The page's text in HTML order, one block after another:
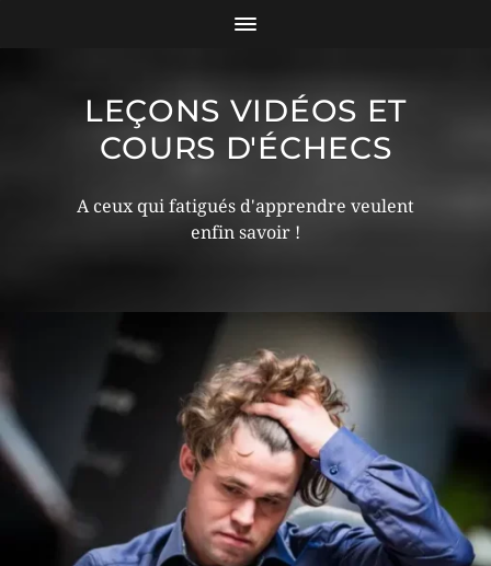
LEÇONS VIDÉOS ET
COURS D'ÉCHECS
A ceux qui fatigués d'apprendre veulent
enfin savoir !